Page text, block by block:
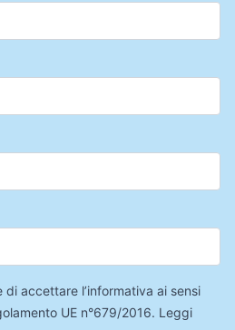
accettare l’informativa ai sensi
UE n°679/2016. Leggi